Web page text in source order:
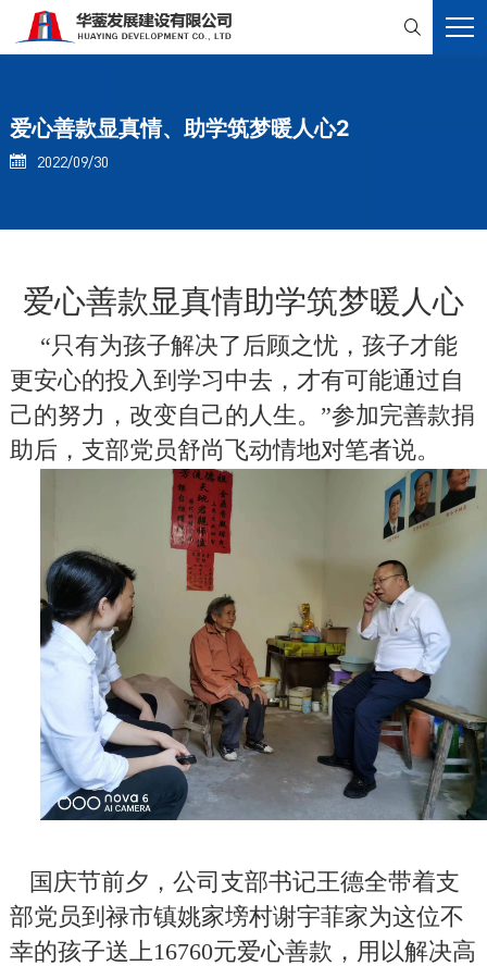

爱心善款显真情、助学筑梦暖人心2
 2022/09/30
爱心善款显真情助学筑梦暖人心
“只有为孩子解决了后顾之忧，孩子才能
更安心的投入到学习中去，才有可能通过自
己的努力，改变自己的人生。 ”参加完善款捐
助后，支部党员舒尚飞动情地对笔者说。
国庆节前夕，公司支部书记王德全带着支
部党员到禄市镇姚家塝村谢宇菲家为这位不
幸的孩子送上16760元爱心善款，用以解决高